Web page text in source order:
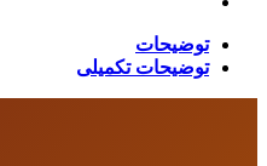
توضیحات
توضیحات تکمیلی